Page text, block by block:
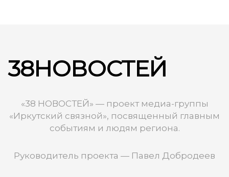
38НОВОСТЕЙ
«38 НОВОСТЕЙ» — проект медиа-группы
«Иркутский связной», посвященный главным
событиям и людям региона.
Руководитель проекта — Павел Добродеев